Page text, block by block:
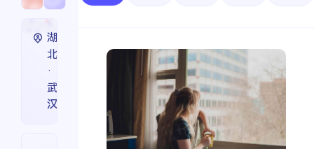
热门分类
生活 故事 杂志
湖
北
·
武
汉